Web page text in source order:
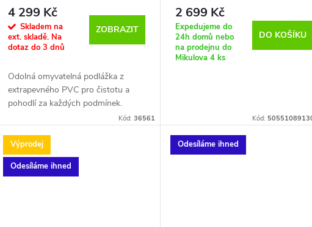
4 299 Kč
Skladem na
ext. skladě. Na
dotaz do 3 dnů
ZOBRAZIT
Odolná omyvatelná podlážka z
extrapevného PVC pro čistotu a
pohodlí za každých podmínek.
Podlážka je opatřena kovovými očky
Pro.
Kompatibilní s T1200 Bank Life
Kód:36561
2 699 Kč
Expedujeme do
24h domů nebo
na prodejnu do
Mikulova4 ks
DO KOŠÍKU
Kód:
Výprodej
Odesíláme ihned
Odesíláme ihned